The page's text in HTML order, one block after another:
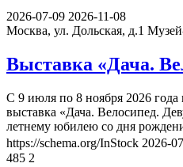
2026-07-09 2026-11-08
Москва, ул. Дольская, д.1
Выставка «Дача.
С 9 июля по 8 ноября 2026
выставка «Дача. Велосипед.
летнему юбилею со дня
https://schema.org/InStock 2026-
485 2